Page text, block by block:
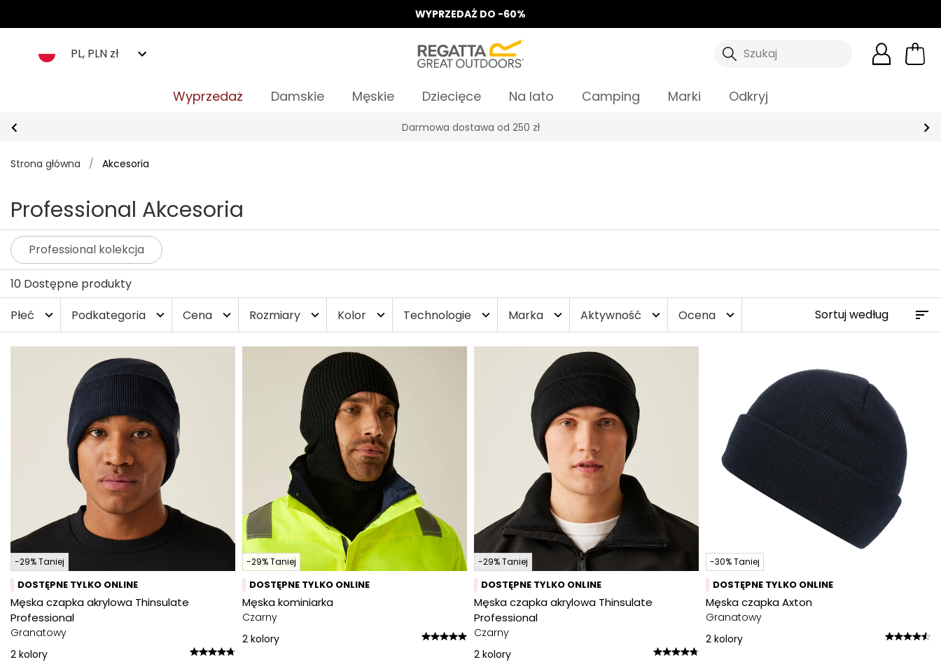
WYPRZEDAŻ DO -60%
PL, PLN zł Szukaj
Wyprzedaż Damskie Męskie Dziecięce Na lato Camping Marki Odkryj
Odbierz 15%, za zapis do Newslettera*
Strona główna / Akcesoria
Professional Akcesoria
Professional kolekcja
10 Dostępne produkty
Płeć
expand_more Podkategoria expand_more Cena expand_more Rozmiary expand_more Kolor expand_more Technologie expand_more Marka expand_more Aktywność expand_more Ocena expand_more
-29% Taniej
DOSTĘPNE TYLKO ONLINE
Męska czapka akrylowa Thinsulate
Professional
Granatowy
2 kolory
-29% Taniej
DOSTĘPNE TYLKO ONLINE
Męska kominiarka
Czarny
2 kolory
-29% Taniej
DOSTĘPNE TYLKO ONLINE
Męska czapka akrylowa Thinsulate
Professional
Czarny
2 kolory
-30% Taniej
DOSTĘPNE TYLKO ONLINE
Męska czapka Axton
Granatowy
2 kolory